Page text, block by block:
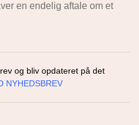
en endelig aftale om et
og bliv opdateret på det
NYHEDSBREV